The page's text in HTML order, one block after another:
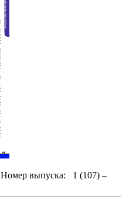
Номер выпуска:
1 (107) –